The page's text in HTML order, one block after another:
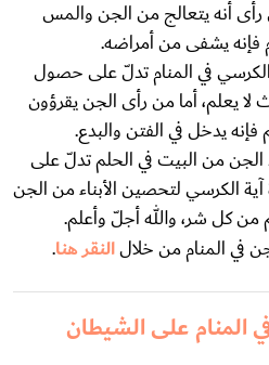
رأى أنه يتعالج من الجن والمس
فإنه يشفى من أمراضه.
في المنام تدلّ على حصول
يعلم، أما من رأى الجن يقرؤون
يدخل في الفتن والبدع.
الجن من البيت في الحلم تدلّ على
آية الكرسي لتحصين الأبناء من الجن
من كل شر، والله أجلّ وأعلم.
في المنام من خلالالنقر هنا.
المنام على الشيطان